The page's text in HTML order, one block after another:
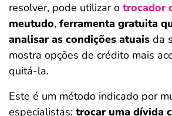
resolver, pode utilizar o trocador
meutudo, ferramenta gratuita
analisar as condições atuais da
mostra opções de crédito mais
quitá-la.
Este é um método indicado por
especialistas: trocar uma dívida